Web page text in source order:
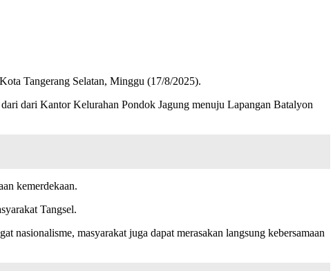
Tangerang Selatan, Minggu (17/8/2025).
dari Kantor Kelurahan Pondok Jagung menuju Lapangan Batalyon
kemerdekaan.
Tangsel.
nasionalisme, masyarakat juga dapat merasakan langsung kebersamaan